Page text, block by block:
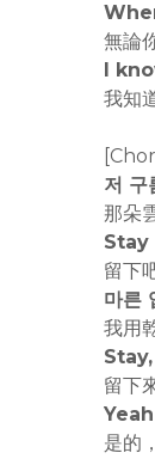
無論
I
我知
저 구
那朵
Stay
留下
마른
我用
留下
是的